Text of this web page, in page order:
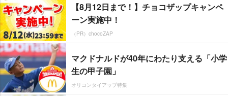
【8月12日まで！】チョコザップキャンペ
ーン実施中！
（PR）chocoZAP
マクドナルドが40年にわたり支える「小学
生の甲子園」
オリコンタイアップ特集